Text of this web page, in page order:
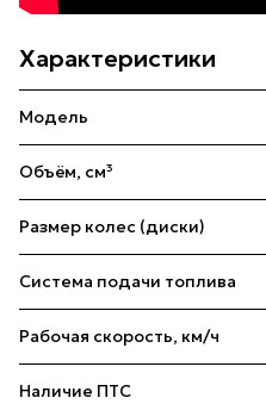
Характеристики
Модель
Объём, см³
Размер колес (диски)
Система подачи топлива
Рабочая скорость, км/ч
Наличие ПТС